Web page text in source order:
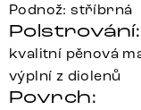
Podnož: stříbrná
Polstrování:
kvalitní pěnová
výplní z diolenů
Povrch: